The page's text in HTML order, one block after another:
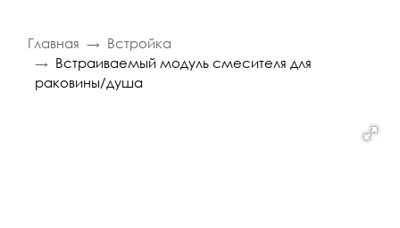
Главная
Встройка
Встраиваемый модуль смесителя для
раковины/душа